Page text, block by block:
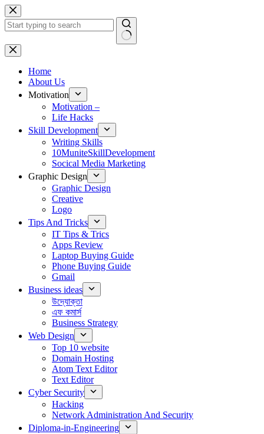
Skip
to
content
No
results
Home
About Us
Motivation
Motivation –
Life Hacks
Skill Development
Writing Skills
10MuniteSkillDevelopment
Socical Media Marketing
Graphic Design
Graphic Design
Creative
Logo
Tips And Tricks
IT Tips & Trics
Apps Review
Laptop Buying Guide
Phone Buying Guide
Gmail
Business ideas
উদ্যোক্তা
এফ কমার্স
Business Strategy
Web Design
Top 10 website
Domain Hosting
Atom Text Editor
Text Editor
Cyber Security
Hacking
Network Administration And Security
Diploma-in-Engineering